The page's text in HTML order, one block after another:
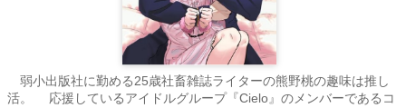
弱小出版社に勤める25歳社畜雑誌ライターの熊野桃の趣味は推し
活。 応援しているアイドルグループ『Cielo』のメンバーであるコ